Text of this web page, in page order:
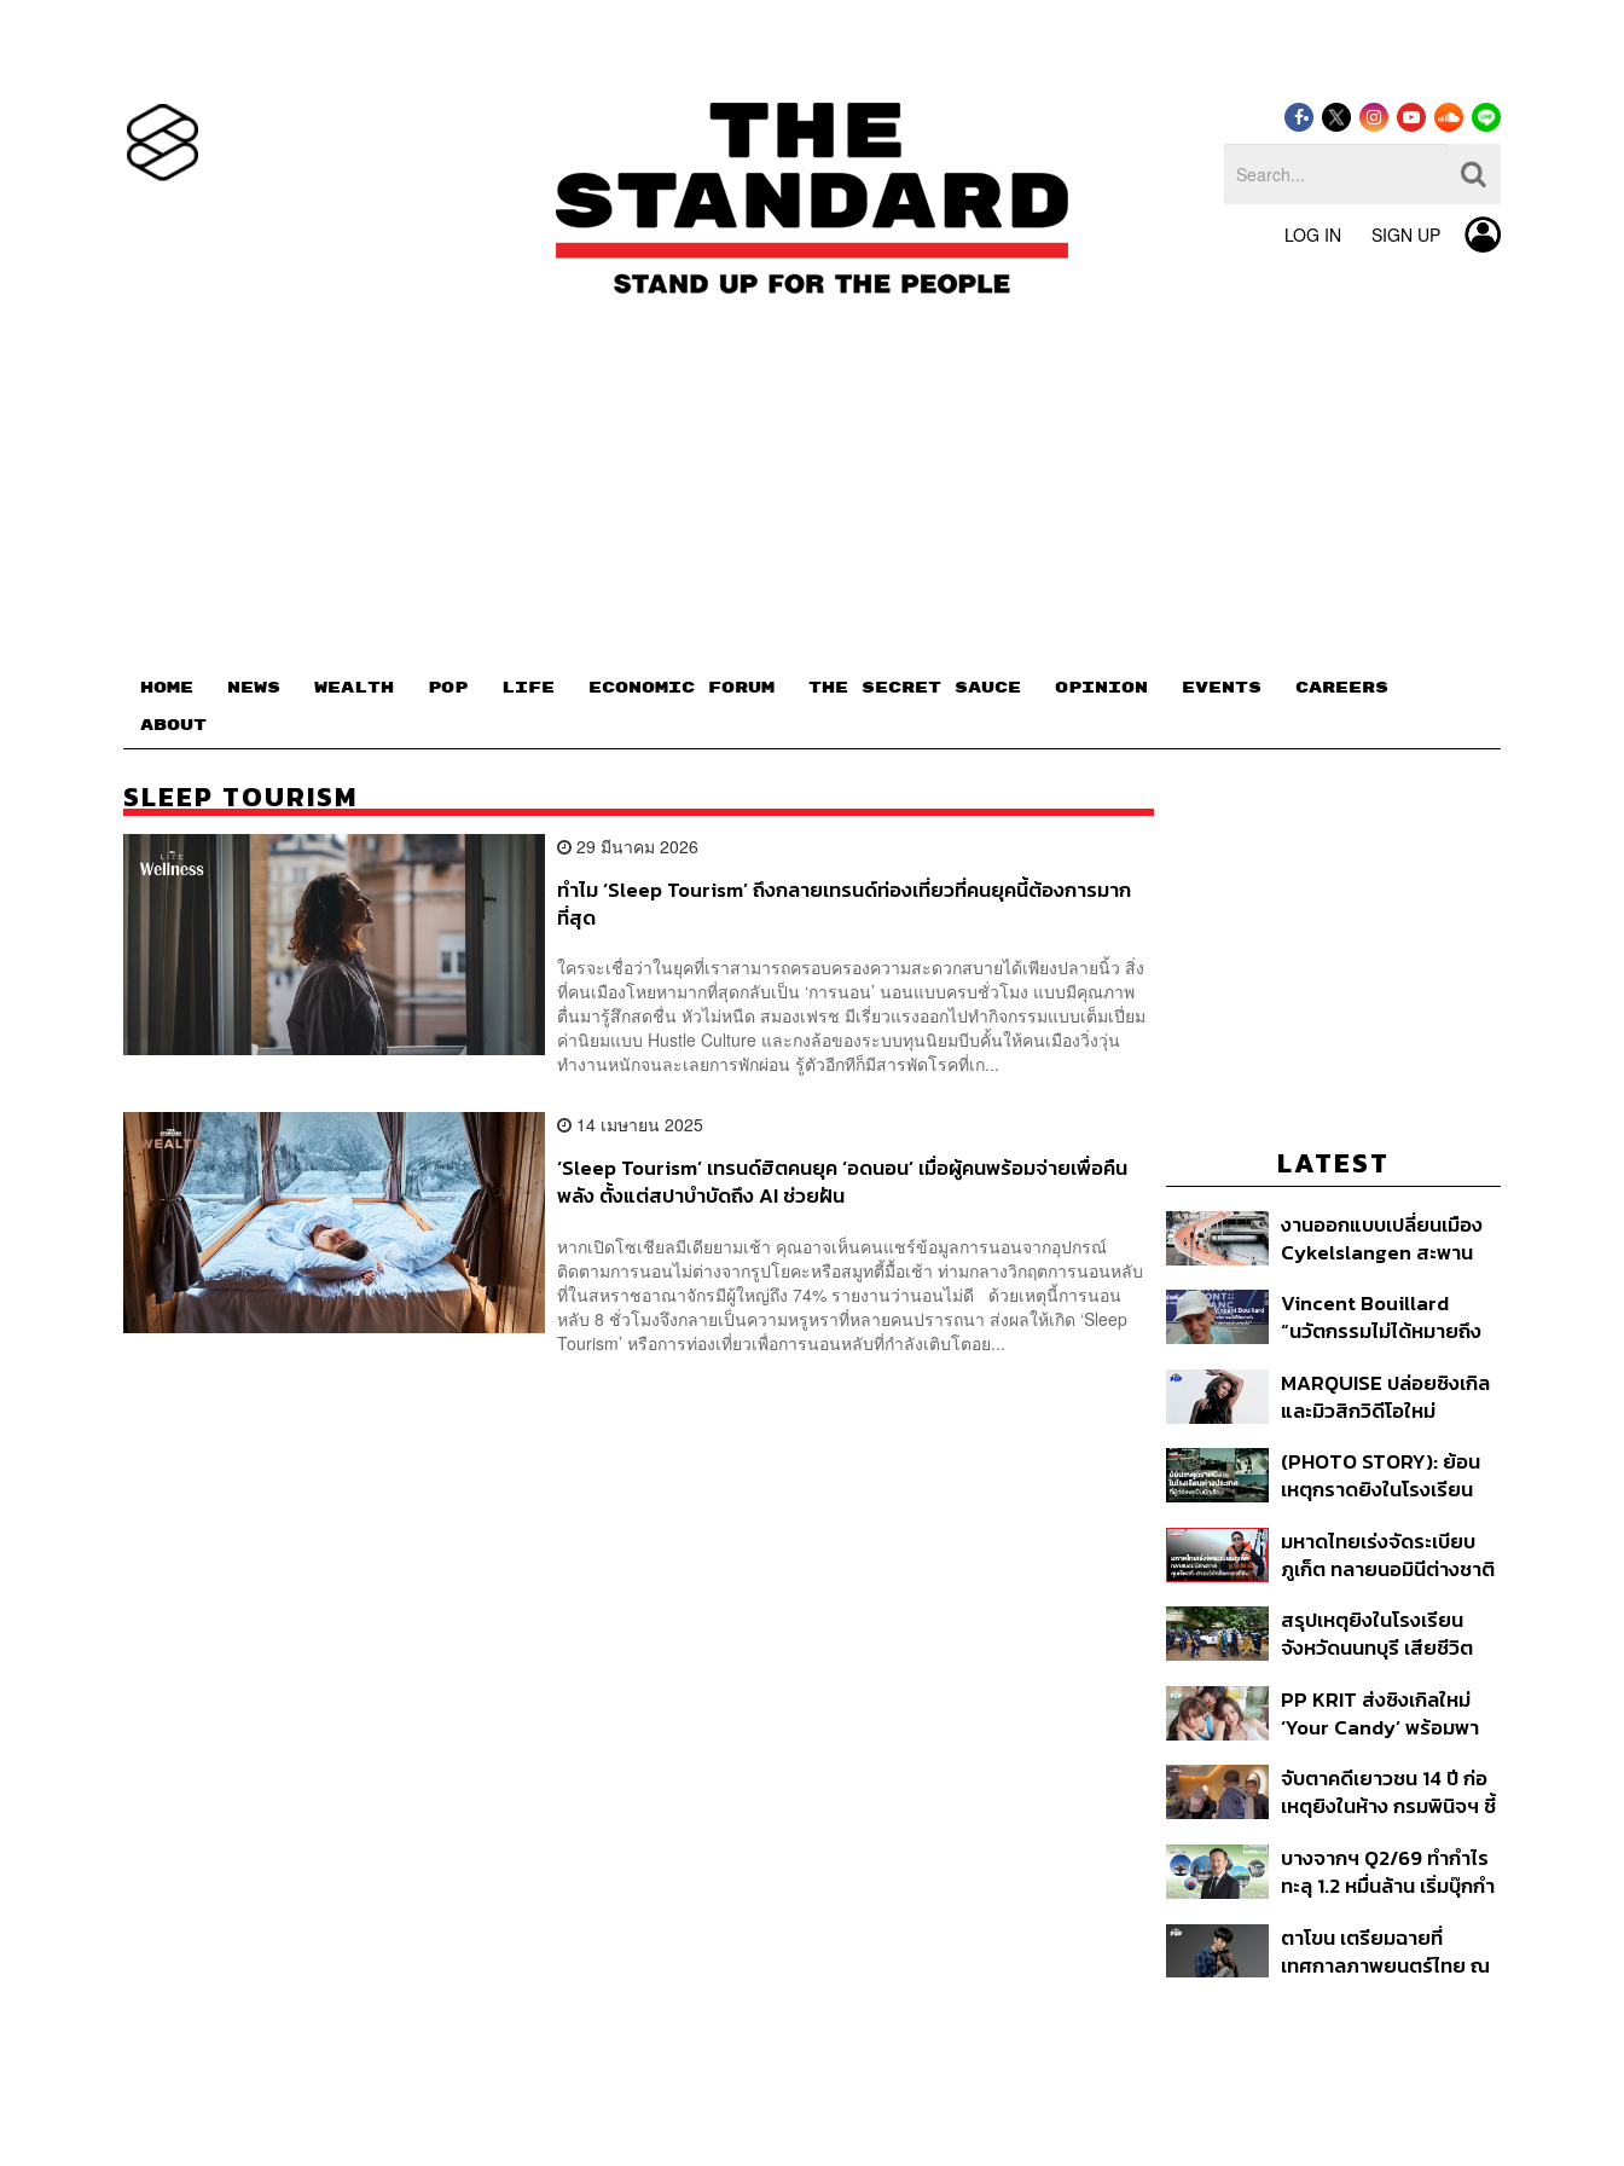
LOG IN SIGN UP
HOME NEWS WEALTH POP LIFE ECONOMIC FORUM THE SECRET SAUCE​ OPINION EVENTS CAREERS
ABOUT
SLEEP TOURISM
29 มีนาคม 2026
ทำไม ‘Sleep Tourism’ ถึงกลายเทรนด์ท่องเที่ยวที่คนยุคนี้ต้องการมาก
ที่สุด
ใครจะเชื่อว่าในยุคที่เราสามารถครอบครองความสะดวกสบายได้เพียงปลายนิ้ว สิ่ง
ที่คนเมืองโหยหามากที่สุดกลับเป็น ‘การนอน’ นอนแบบครบชั่วโมง แบบมีคุณภาพ
ตื่นมารู้สึกสดชื่น หัวไม่หนืด สมองเฟรช มีเรี่ยวแรงออกไปทำกิจกรรมแบบเต็มเปี่ยม
ค่านิยมแบบ Hustle Culture และกงล้อของระบบทุนนิยมบีบคั้นให้คนเมืองวิ่งวุ่น
ทำงานหนักจนละเลยการพักผ่อน รู้ตัวอีกทีก็มีสารพัดโรคที่เก...
14 เมษายน 2025
‘Sleep Tourism’ เทรนด์ฮิตคนยุค ‘อดนอน’ เมื่อผู้คนพร้อมจ่ายเพื่อคืน
พลัง ตั้งแต่สปาบำบัดถึง AI ช่วยฝัน
หากเปิดโซเชียลมีเดียยามเช้า คุณอาจเห็นคนแชร์ข้อมูลการนอนจากอุปกรณ์
ติดตามการนอนไม่ต่างจากรูปโยคะหรือสมูทตี้มื้อเช้า ท่ามกลางวิกฤตการนอนหลับ
ที่ในสหราชอาณาจักรมีผู้ใหญ่ถึง 74% รายงานว่านอนไม่ดี ด้วยเหตุนี้การนอน
หลับ 8 ชั่วโมงจึงกลายเป็นความหรูหราที่หลายคนปรารถนา ส่งผลให้เกิด ‘Sleep
Tourism’ หรือการท่องเที่ยวเพื่อการนอนหลับที่กำลังเติบโตอย...
LATEST
งานออกแบบเปลี่ยนเมือง
Cykelslangen สะพาน
โคเปนเฮเกน ทางสัญจร
ของเมืองที่น่าอยู่
Vincent Bouillard
“นวัตกรรมไม่ได้หมายถึง
MARQUISE ปล่อยซิงเกิล
และมิวสิกวิดีโอใหม่
สัมพันธ์สุด Toxic
(PHOTO STORY): ย้อน
เหตุกราดยิงในโรงเรียน
นักเรียน
มหาดไทยเร่งจัดระเบียบ
ภูเก็ต ทลายนอมินีต่างชาติ
ที่ดิน เคลียร์ใบอนุญาต
โรงแรมค้าง 7 ปี
สรุปเหตุยิงในโรงเรียน
จังหวัดนนทบุรี เสียชีวิต
ปมค้นประวัติคดีกราดยิงที่
สหรัฐฯ
PP KRIT ส่งซิงเกิลใหม่
‘Your Candy’ พร้อมพา
สิกวิดีโอ
จับตาคดีเยาวชน 14 ปี ก่อ
เหตุยิงในห้าง กรมพินิจฯ ชี้
เนื่อง ประเมินปล่อยตัว
บางจากฯ Q2/69 ทำกำไร
ทะลุ 1.2 หมื่นล้าน เริ่มบุ๊กกำ
แรก หนุนรายได้ครึ่งปีทะลุ
3.2 แสนล้าน
ตาโขน เตรียมฉายที่
เทศกาลภาพยนตร์ไทย ณ